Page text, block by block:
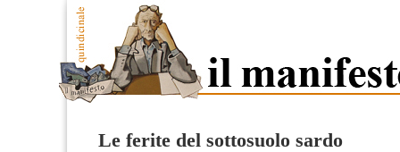
Le ferite del sottosuolo sardo